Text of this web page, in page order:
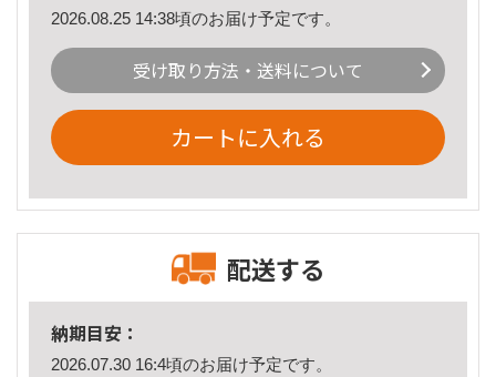
2026.08.25 14:38頃のお届け予定です。
受け取り方法・送料について
カートに入れる
配送する
納期目安：
2026.07.30 16:4頃のお届け予定です。